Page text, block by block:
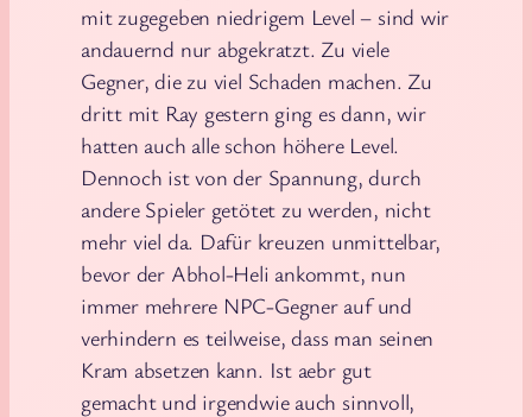
mit zugegeben niedrigem Level – sind wir
andauernd nur abgekratzt. Zu viele
Gegner, die zu viel Schaden machen. Zu
dritt mit Ray gestern ging es dann, wir
hatten auch alle schon höhere Level.
Dennoch ist von der Spannung, durch
andere Spieler getötet zu werden, nicht
mehr viel da. Dafür kreuzen unmittelbar,
bevor der Abhol-Heli ankommt, nun
immer mehrere NPC-Gegner auf und
verhindern es teilweise, dass man seinen
Kram absetzen kann. Ist aebr gut
gemacht und irgendwie auch sinnvoll,